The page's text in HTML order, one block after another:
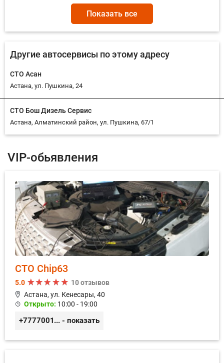
Очистка системы кондиционирования
Промывка внутренних полостей системы
Ремонт автокондиционеров
Установка автокондиционеров
Чистка кондиционера авто
Показать все
Другие автосервисы по этому адресу
СТО Асан
Астана, ул. Пушкина, 24
СТО Бош Дизель Сервис
Астана, Алматинский район, ул. Пушкина, 67/1
VIP-обьявления
СТО Chip63
5.0
10 отзывов
Астана, ул. Кенесары, 40
Открыто: 10:00 - 19:00
+77770019318... - показать